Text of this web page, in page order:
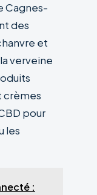
Cagnes-
des
et
verveine
crèmes
pour
les
: